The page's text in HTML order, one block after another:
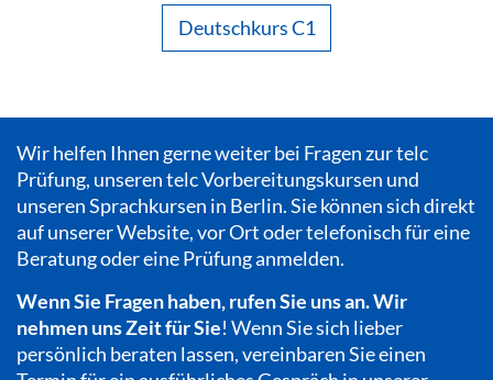
Deutschkurs C1
Wir helfen Ihnen gerne weiter bei Fragen zur telc
Prüfung, unseren telc Vorbereitungskursen und
unseren Sprachkursen in Berlin. Sie können sich direkt
auf unserer Website, vor Ort oder telefonisch für eine
Beratung oder eine Prüfung anmelden.
Wenn Sie Fragen haben, rufen Sie uns an. Wir
nehmen uns Zeit für Sie! Wenn Sie sich lieber
persönlich beraten lassen, vereinbaren Sie einen